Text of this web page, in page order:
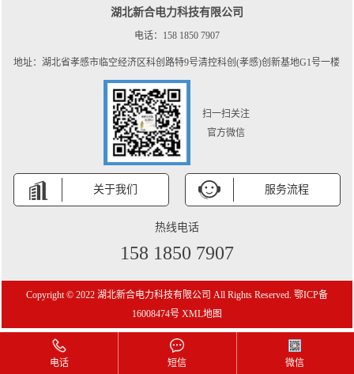
湖北新合电力科技有限公司
电话：158 1850 7907
地址：湖北省孝感市临空经济区科创路特9号清控科创(孝感)创新基地G1号一楼
扫一扫关注
官方微信
关于我们 服务流程
热线电话
158 1850 7907
Copyright © 2022 湖北新合电力科技有限公司 All Rights Reserved. 鄂ICP备
16008474号 XML地图
电话 短信 微信